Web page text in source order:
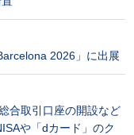
2026」に出展
合取引口座の開設など
や「dカード」のク